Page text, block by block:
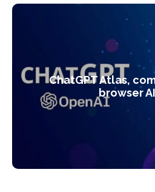
ChatGPT Atlas,
browser